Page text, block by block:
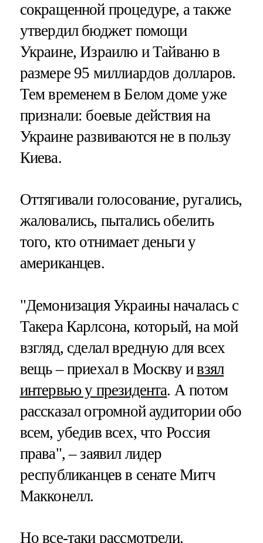
сокращенной процедуре, а также
утвердил бюджет помощи
Украине, Израилю и Тайваню в
размере 95 миллиардов долларов.
Тем временем в Белом доме уже
признали: боевые действия на
Украине развиваются не в пользу
Киева.
Оттягивали голосование, ругались,
жаловались, пытались обелить
того, кто отнимает деньги у
американцев.
"Демонизация Украины началась с
Такера Карлсона, который, на мой
взгляд, сделал вредную для всех
вещь – приехал в Москву ивзял
интервью у президента. А потом
рассказал огромной аудитории обо
всем, убедив всех, что Россия
права", – заявил лидер
республиканцев в сенате Митч
Макконелл.
Но все-таки рассмотрели.